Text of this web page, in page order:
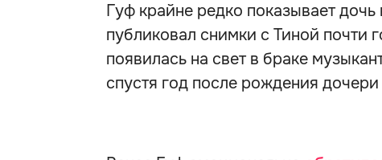
Гуф крайне редко показывает
публиковал снимки с Тиной почти
появилась на свет в браке
спустя год после рождения дочери